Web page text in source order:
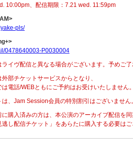
10:00pm、配信期限：7.21 wed. 11:59pm
pls/
0478640003-P0030004
イヴ配信と異なる場合がございます。予めご
部チケットサービスからとなり、
は電話/WEBともにご予約はお受けいたしません
、Jam Session会員の特別割引はございません
購入済みの方は、本公演のアーカイブ配信を
逃し配信チケット」をあらたに購入する必要は